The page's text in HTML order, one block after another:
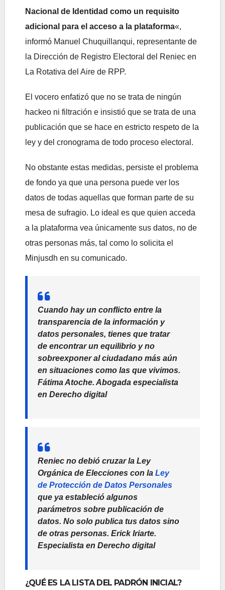
Nacional de Identidad como un requisito
adicional para el acceso a la plataforma«,
informó Manuel Chuquillanqui, representante de
la Dirección de Registro Electoral del Reniec en
La Rotativa del Aire de RPP.
El vocero enfatizó que no se trata de ningún
hackeo ni filtración e insistió que se trata de una
publicación que se hace en estricto respeto de la
ley y del cronograma de todo proceso electoral.
No obstante estas medidas, persiste el problema
de fondo ya que una persona puede ver los
datos de todas aquellas que forman parte de su
mesa de sufragio. Lo ideal es que quien acceda
a la plataforma vea únicamente sus datos, no de
otras personas más, tal como lo solicita el
Minjusdh en su comunicado.
Cuando hay un conflicto entre la
transparencia de la información y
datos personales, tienes que tratar
de encontrar un equilibrio y no
sobreexponer al ciudadano más aún
en situaciones como las que vivimos.
Fátima Atoche. Abogada especialista
en Derecho digital
Reniec no debió cruzar la Ley
Orgánica de Elecciones con la Ley
de Protección de Datos Personales
que ya estableció algunos
parámetros sobre publicación de
datos. No solo publica tus datos sino
de otras personas. Erick Iriarte.
Especialista en Derecho digital
¿QUÉ ES LA LISTA DEL PADRÓN INICIAL?